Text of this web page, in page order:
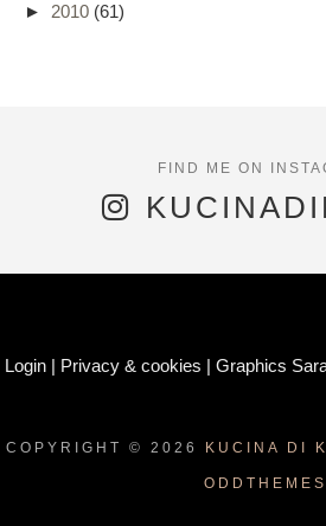
► 2010 (61)
Login | Privacy & cookies |Graphics
COPYRIGHT © 2026 KUCINA DI
ODDTHEMES